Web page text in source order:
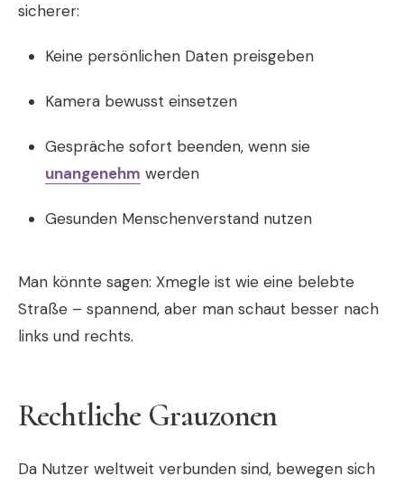
sicherer:
Keine persönlichen Daten preisgeben
Kamera bewusst einsetzen
Gespräche sofort beenden, wenn sie
unangenehm werden
Gesunden Menschenverstand nutzen
Man könnte sagen: Xmegle ist wie eine belebte
Straße – spannend, aber man schaut besser nach
links und rechts.
Rechtliche Grauzonen
Da Nutzer weltweit verbunden sind, bewegen sich